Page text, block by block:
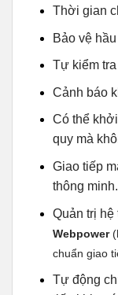
Thời gian
Bảo vệ
Tự kiểm
Cảnh báo
Có thể
quy mà
Giao tiếp
thông minh.
Quản trị hệ
Webpower
chuẩn giao
Tự động